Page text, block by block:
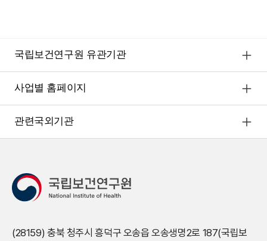
국립보건연구원 유관기관
사업별 홈페이지
관련국외기관
(28159) 충북 청주시 흥덕구 오송읍 오송생명2로 187(국립보